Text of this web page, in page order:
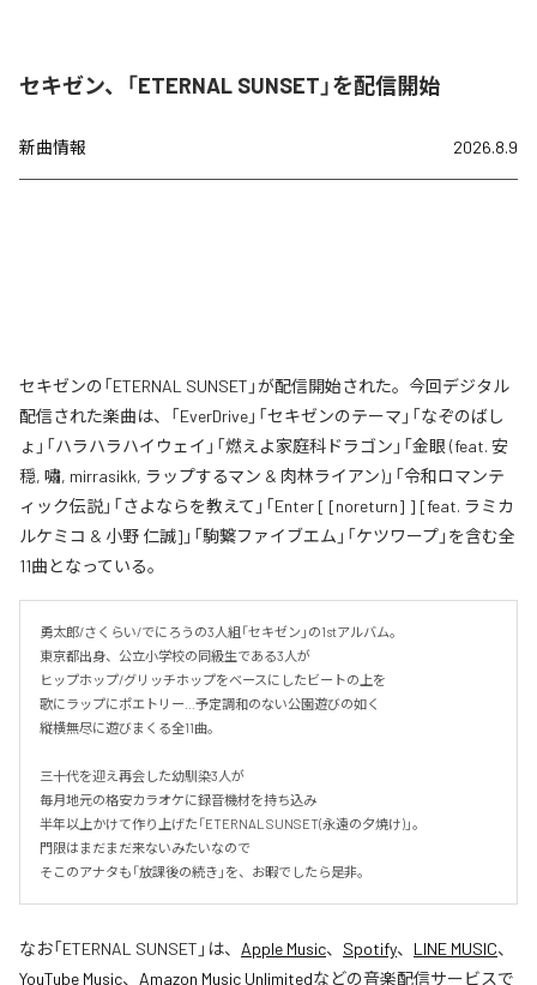
セキゼン、「ETERNAL SUNSET」を配信開始
新曲情報 2026.8.9
セキゼンの「ETERNAL SUNSET」が配信開始された。今回デジタル
配信された楽曲は、「EverDrive」「セキゼンのテーマ」「なぞのばし
ょ」「ハラハラハイウェイ」「燃えよ家庭科ドラゴン」「金眼 (feat. 安
穏, 嘯, mirrasikk, ラップするマン & 肉林ライアン)」「令和ロマンテ
ィック伝説」「さよならを教えて」「Enter [ [noreturn] ] [feat. ラミカ
ルケミコ & 小野 仁誠]」「駒繋ファイブエム」「ケツワープ」を含む全
11曲となっている。
勇太郎/さくらい/でにろうの3人組「セキゼン」の1stアルバム。
東京都出身、公立小学校の同級生である3人が
ヒップホップ/グリッチホップをベースにしたビートの上を
歌にラップにポエトリー…予定調和のない公園遊びの如く
縦横無尽に遊びまくる全11曲。
三十代を迎え再会した幼馴染3人が
毎月地元の格安カラオケに録音機材を持ち込み
半年以上かけて作り上げた「ETERNAL SUNSET(永遠の夕焼け)」。
門限はまだまだ来ないみたいなので
そこのアナタも「放課後の続き」を、お暇でしたら是非。
なお「ETERNAL SUNSET 」は、 Apple Music、 Spotify、 LINE MUSIC、
YouTube Music、 Amazon Music Unlimitedなどの音楽配信サービスで